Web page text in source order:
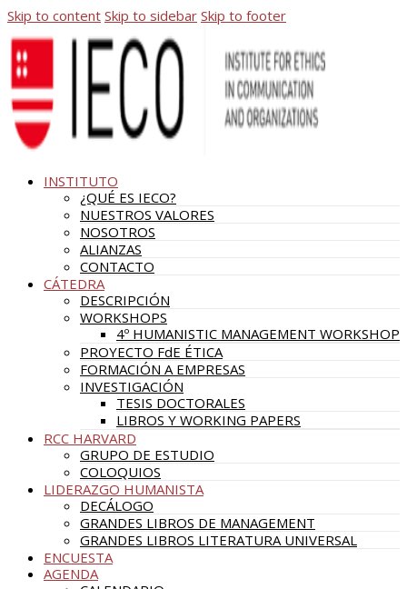
Skip to content Skip to sidebar Skip to footer
INSTITUTO
¿QUÉ ES IECO?
NUESTROS VALORES
NOSOTROS
ALIANZAS
CONTACTO
CÁTEDRA
DESCRIPCIÓN
WORKSHOPS
4º HUMANISTIC MANAGEMENT WORKSHOP
PROYECTO FdE ÉTICA
FORMACIÓN A EMPRESAS
INVESTIGACIÓN
TESIS DOCTORALES
LIBROS Y WORKING PAPERS
RCC HARVARD
GRUPO DE ESTUDIO
COLOQUIOS
LIDERAZGO HUMANISTA
DECÁLOGO
GRANDES LIBROS DE MANAGEMENT
GRANDES LIBROS LITERATURA UNIVERSAL
ENCUESTA
AGENDA